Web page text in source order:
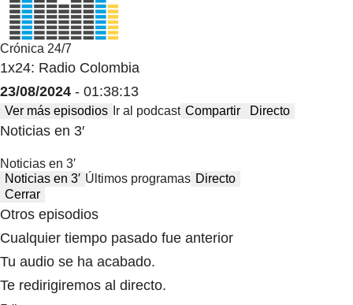
Crónica 24/7
1x24: Radio Colombia
23/08/2024 - 01:38:13
Ver más episodios Ir al podcast Compartir Directo
Noticias en 3′
Noticias en 3′
Noticias en 3′ Últimos programas Directo
Cerrar
Otros episodios
Cualquier tiempo pasado fue anterior
Tu audio se ha acabado.
Te redirigiremos al directo.